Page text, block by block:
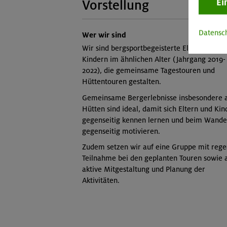
Vorstellung
Wer wir sind
Wir sind bergsportbegeisterte Eltern mit
Kindern im ähnlichen Alter (Jahrgang 2019-
2022), die gemeinsame Tagestouren und
Hüttentouren gestalten.
Gemeinsame Bergerlebnisse insbesondere
Hütten sind ideal, damit sich Eltern und
gegenseitig kennen lernen und beim
gegenseitig motivieren.
Zudem setzen wir auf eine Gruppe mit
Teilnahme bei den geplanten Touren sowie
aktive Mitgestaltung und Planung der
Aktivitäten.